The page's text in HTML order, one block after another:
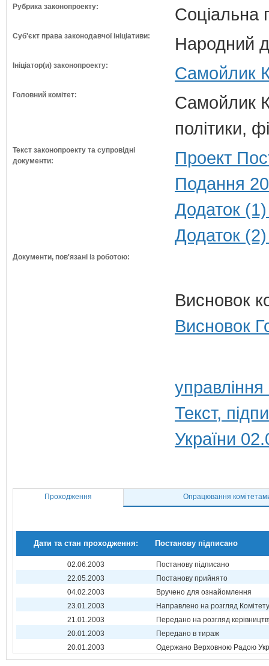
Рубрика законопроекту: Соціальна
Суб'єкт права законодавчої ініціативи: Народний
Ініціатор(и) законопроекту: Самойлик
Головний комітет:
Самойлик
політики,
Текст законопроекту та супровідні
документи:
Проект
Подання
Додаток
Додаток
Документи, пов'язані із роботою:
Висновок
Висновок
Текст,
України
Проходження Опрацювання
Дати та стан проходження: Постанову підписано
02.06.2003
Постанову підписано
22.05.2003
Постанову прийнято
04.02.2003
Вручено для ознайомлення
23.01.2003
Направлено на розгляд Комітету
21.01.2003
Передано на розгляд
20.01.2003
Передано в тираж
20.01.2003
Одержано Верховною Радою